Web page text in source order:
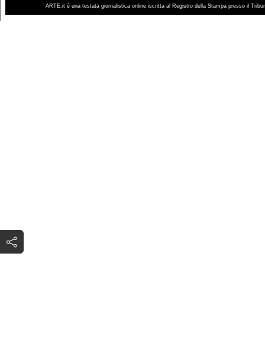
ARTE.it è una testata giornalistica online iscritta al Registro della Stampa presso il